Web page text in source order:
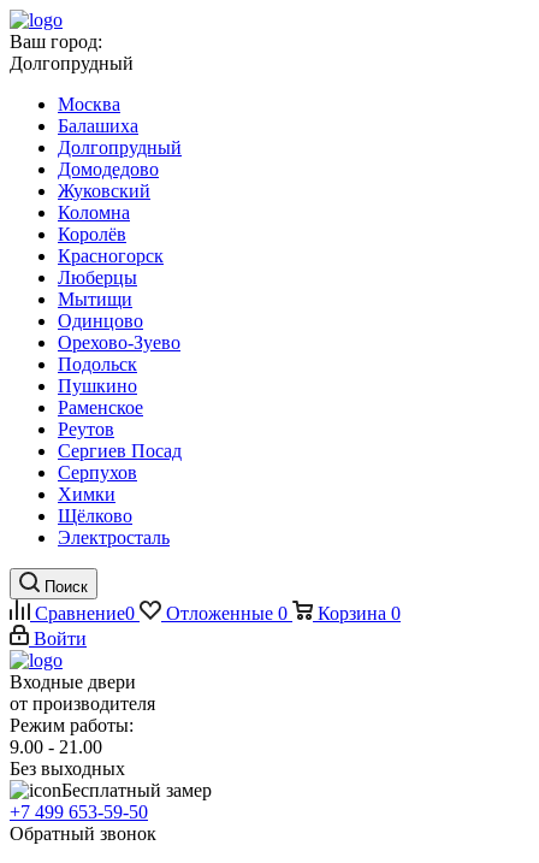
Ваш город:
Долгопрудный
Москва
Балашиха
Долгопрудный
Домодедово
Жуковский
Коломна
Королёв
Красногорск
Люберцы
Мытищи
Одинцово
Орехово-Зуево
Подольск
Пушкино
Раменское
Реутов
Сергиев Посад
Серпухов
Химки
Щёлково
Электросталь
Поиск
Сравнение0 Отложенные 0 Корзина 0
Войти
Входные двери
от производителя
Режим работы:
9.00 - 21.00
Без выходных
Бесплатный замер
+7 499 653-59-50
Обратный звонок